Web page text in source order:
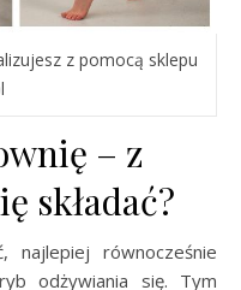
z pomocą sklepu
– z
składać?
najlepiej równocześnie
odżywiania się. Tym